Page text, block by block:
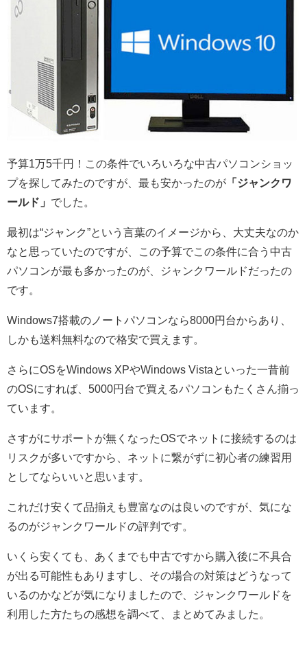
予算1万5千円！この条件でいろいろな中古パソコンショッ
プを探してみたのですが、最も安かったのが 「ジャンクワ
ールド」 でした。
最初は“ジャンク”という言葉のイメージから、大丈夫なのか
なと思っていたのですが、この予算でこの条件に合う中古
パソコンが最も多かったのが、ジャンクワールドだったの
です。
Windows7搭載のノートパソコンなら8000円台からあり、
しかも送料無料なので格安で買えます。
さらにOSをWindows XPやWindows Vistaといった一昔前
のOSにすれば、5000円台で買えるパソコンもたくさん揃っ
ています。
さすがにサポートが無くなったOSでネットに接続するのは
リスクが多いですから、ネットに繋がずに初心者の練習用
としてならいいと思います。
これだけ安くて品揃えも豊富なのは良いのですが、気にな
るのがジャンクワールドの評判です。
いくら安くても、あくまでも中古ですから購入後に不具合
が出る可能性もありますし、その場合の対策はどうなって
いるのかなどが気になりましたので、ジャンクワールドを
利用した方たちの感想を調べて、まとめてみました。